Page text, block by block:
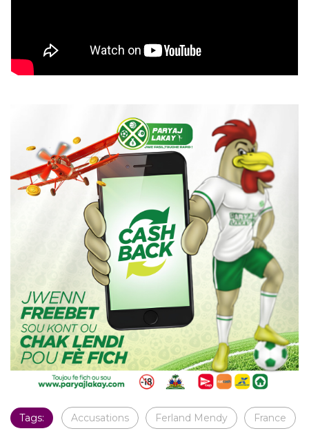
Tags: Accusations Ferland Mendy France